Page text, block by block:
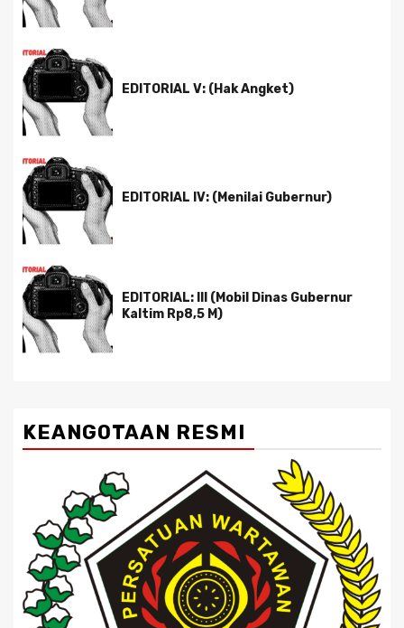
EDITORIAL V: (Hak Angket)
EDITORIAL IV: (Menilai Gubernur)
EDITORIAL: III (Mobil Dinas Gubernur
Kaltim Rp8,5 M)
KEANGOTAAN RESMI